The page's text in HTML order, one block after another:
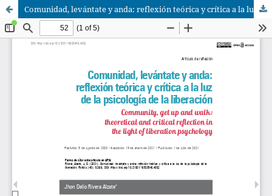
Comunidad, levántate y anda: reflexión teórica y crítica a la luz de la psicología de la liberación